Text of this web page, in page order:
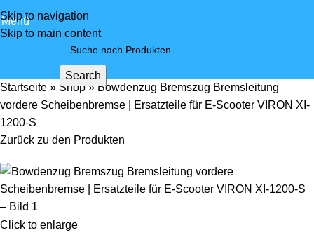
Skip to navigation
Skip to main content
Menü
Search
Startseite » Shop»Bowdenzug Bremszug Bremsleitung
vordere Scheibenbremse | Ersatzteile für E-Scooter VIRON XI-
1200-S
Zurück zu den Produkten
Click to enlarge